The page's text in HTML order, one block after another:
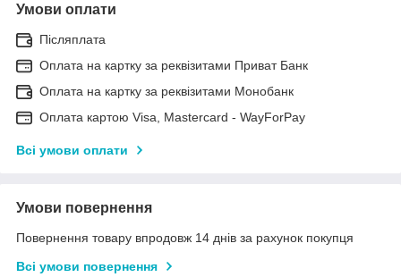
Умови оплати
Післяплата
Оплата на картку за реквізитами Приват Банк
Оплата на картку за реквізитами Монобанк
Оплата картою Visa, Mastercard - WayForPay
Всі умови оплати
Умови повернення
Повернення товару впродовж 14 днів за рахунок покупця
Всі умови повернення